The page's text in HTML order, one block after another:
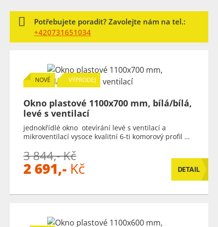
Potřebujete poradit? Zavolejte nám na tel.:
+420731651034
NOVÉ VÝPRODEJ
Okno plastové 1100x700 mm, bílá/bílá,
levé s ventilací
jednokřídlé okno otevírání levé s ventilací a
mikroventilací vysoce kvalitní 6-ti komorový profil …
3 844,- Kč
2 691,- Kč DETAIL